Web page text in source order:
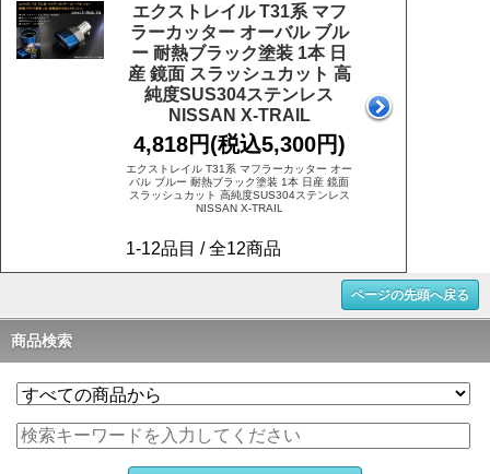
エクストレイル T31系 マフ
ラーカッター オーバル ブル
ー 耐熱ブラック塗装 1本 日
産 鏡面 スラッシュカット 高
純度SUS304ステンレス
NISSAN X-TRAIL
4,818円(税込5,300円)
エクストレイル T31系 マフラーカッター オー
バル ブルー 耐熱ブラック塗装 1本 日産 鏡面
スラッシュカット 高純度SUS304ステンレス
NISSAN X-TRAIL
1-12品目 / 全12商品
ページの先頭へ戻る
商品検索